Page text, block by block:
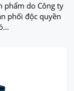
phẩm do Công ty
phối độc quyền